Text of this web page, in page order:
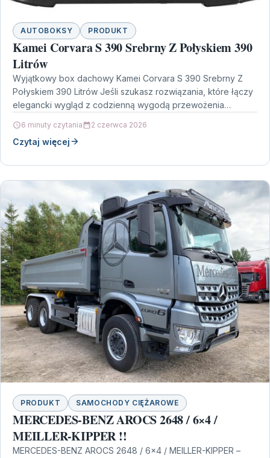
AUTOBOKSY PRODUKT
Kamei Corvara S 390 Srebrny Z Połyskiem 390
Litrów
Wyjątkowy box dachowy Kamei Corvara S 390 Srebrny Z
Połyskiem 390 Litrów Jeśli szukasz rozwiązania, które łączy
elegancki wygląd z codzienną wygodą przewożenia
6 minuty czytania 2 czerwca 2026
Czytaj więcej
PRODUKT SAMOCHODY CIĘŻAROWE
MERCEDES-BENZ AROCS 2648 / 6×4 /
MEILLER-KIPPER !!
MERCEDES-BENZ AROCS 2648 / 6×4 / MEILLER-KIPPER –